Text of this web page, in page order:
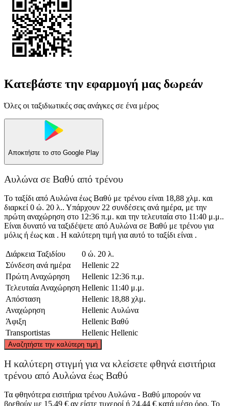
Κατεβάστε την εφαρμογή μας δωρεάν
Όλες οι ταξιδιωτικές σας ανάγκες σε ένα μέρος
Αποκτήστε το στο Google Play
Αυλώνα σε Βαθύ από τρένου
Το ταξίδι από Αυλώνα έως Βαθύ με τρένου είναι 18,88 χλμ. και
διαρκεί 0 ώ. 20 λ.. Υπάρχουν 22 συνδέσεις ανά ημέρα, με την
πρώτη αναχώρηση στο 12:36 π.μ. και την τελευταία στο 11:40 μ.μ..
Είναι δυνατό να ταξιδέψετε από Αυλώνα σε Βαθύ με τρένου για
μόλις ή έως και . Η καλύτερη τιμή για αυτό το ταξίδι είναι .
Διάρκεια Ταξιδίου
0 ώ. 20 λ.
Σύνδεση ανά ημέρα
Hellenic 22
Πρώτη Αναχώρηση
Hellenic 12:36 π.μ.
Τελευταία Αναχώρηση Hellenic 11:40 μ.μ.
Απόσταση
Hellenic 18,88 χλμ.
Αναχώρηση
Hellenic Αυλώνα
Άφιξη
Hellenic Βαθύ
Transportistas
Hellenic Hellenic
Αναζητήστε την καλύτερη τιμή
©CARTO
Η καλύτερη στιγμή για να κλείσετε φθηνά εισιτήρια
τρένου από Αυλώνα έως Βαθύ
Τα φθηνότερα εισιτήρια τρένου Αυλώνα - Βαθύ μπορούν να
βρεθούν με 15,49 € αν είστε τυχεροί ή 24,44 € κατά μέσο όρο. Το